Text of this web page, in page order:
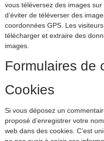
vous téléversez des images
d’éviter de téléverser des
coordonnées GPS. Les
télécharger et extraire des
images.
Formulaires de
Cookies
Si vous déposez un
proposé d’enregistrer votre
web dans des cookies. C’est